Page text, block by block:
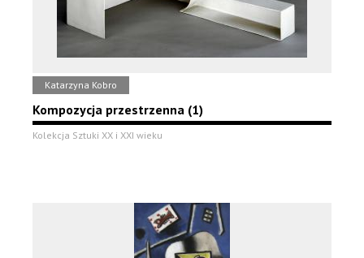
Katarzyna Kobro
Kompozycja przestrzenna (1)
Kolekcja Sztuki XX i XXI wieku